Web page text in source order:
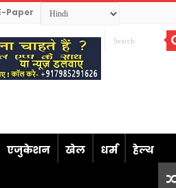
Paper
एजुकेशन खेल धर्म हेल्थ